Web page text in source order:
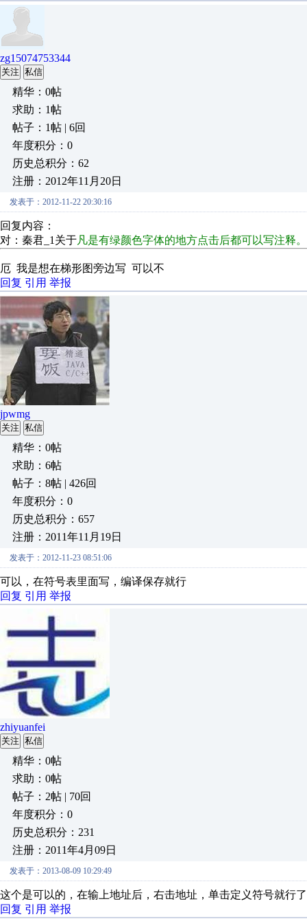
zg15074753344
关注 私信
精华：0帖
求助：1帖
帖子：1帖 | 6回
年度积分：0
历史总积分：62
注册：2012年11月20日
发表于：2012-11-22 20:30:16
回复内容：
对：秦君_1关于凡是有绿颜色字体的地方点击后都可以写注释
厄 我是想在梯形图旁边写 可以不
回复 引用 举报
jpwmg
关注 私信
精华：0帖
求助：6帖
帖子：8帖 | 426回
年度积分：0
历史总积分：657
注册：2011年11月19日
发表于：2012-11-23 08:51:06
可以，在符号表里面写，编译保存就行
回复 引用 举报
zhiyuanfei
关注 私信
精华：0帖
求助：0帖
帖子：2帖 | 70回
年度积分：0
历史总积分：231
注册：2011年4月09日
发表于：2013-08-09 10:29:49
这个是可以的，在输上地址后，右击地址，单击定义符号就行
回复 引用 举报